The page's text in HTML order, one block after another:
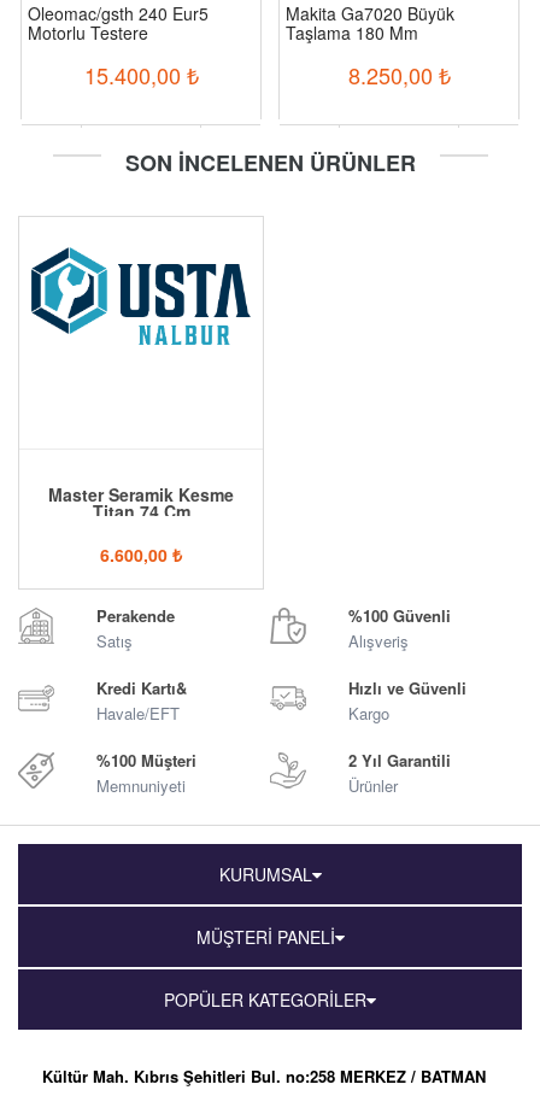
Oleomac/gsth 240 Eur5
Motorlu Testere
15.400,00 ₺
Makita Ga7020 Büyük
Taşlama 180 Mm
8.250,00 ₺
SON İNCELENEN ÜRÜNLER
Master Seramik Kesme
Titan 74 Cm
6.600,00 ₺
Perakende
Satış
%100 Güvenli
Alışveriş
Kredi Kartı&
Havale/EFT
Hızlı ve Güvenli
Kargo
%100 Müşteri
Memnuniyeti
2 Yıl Garantili
Ürünler
KURUMSAL
MÜŞTERİ PANELİ
POPÜLER KATEGORİLER
Kültür Mah. Kıbrıs Şehitleri Bul. no:258 MERKEZ / BATMAN